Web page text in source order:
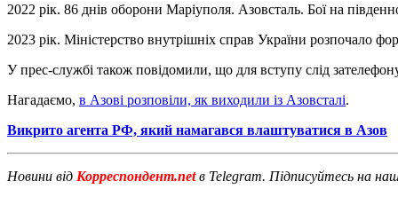
2022 рік. 86 днів оборони Маріуполя. Азовсталь. Бої на
2023 рік. Міністерство внутрішніх справ України розпочало
У прес-службі також повідомили, що для вступу слід
Нагадаємо, в Азові розповіли, як виходили із Азовсталі.
Викрито агента РФ, який намагався влаштуватися в Азов
Новини від Корреспондент.netв Telegram. Підписуйтесь на